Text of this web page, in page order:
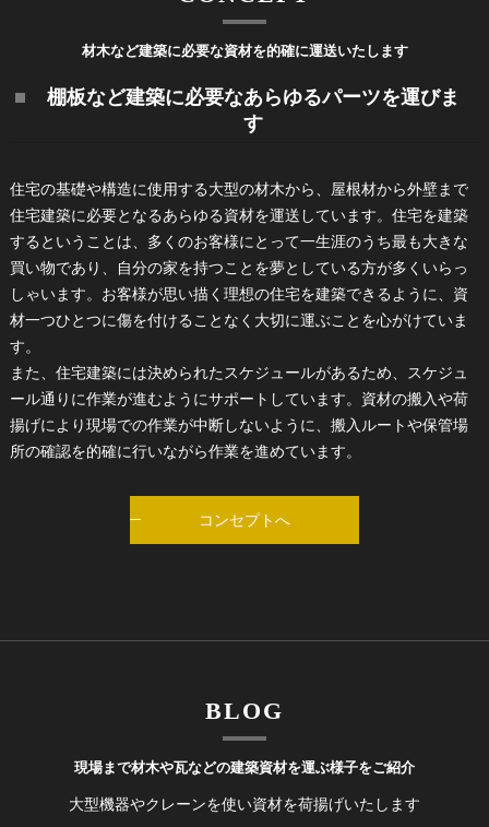
材木など建築に必要な資材を的確に運送いたします
棚板など建築に必要なあらゆるパーツを運びま
す
住宅の基礎や構造に使用する大型の材木から、屋根材から外壁まで
住宅建築に必要となるあらゆる資材を運送しています。住宅を建築
するということは、多くのお客様にとって一生涯のうち最も大きな
買い物であり、自分の家を持つことを夢としている方が多くいらっ
しゃいます。お客様が思い描く理想の住宅を建築できるように、資
材一つひとつに傷を付けることなく大切に運ぶことを心がけていま
す。
また、住宅建築には決められたスケジュールがあるため、スケジュ
ール通りに作業が進むようにサポートしています。資材の搬入や荷
揚げにより現場での作業が中断しないように、搬入ルートや保管場
所の確認を的確に行いながら作業を進めています。
コンセプトへ
現場まで材木や瓦などの建築資材を運ぶ様子をご紹介
BLOG
大型機器やクレーンを使い資材を荷揚げいたします